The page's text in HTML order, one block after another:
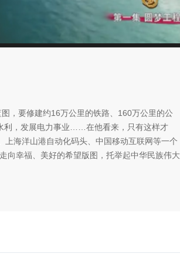
，要修建约16万公里的铁路、160万公里的公
利，发展电力事业……在他看来，只有这样才
上海洋山港自动化码头、中国移动互联网等一个
向幸福、美好的希望版图，托举起中华民族伟大